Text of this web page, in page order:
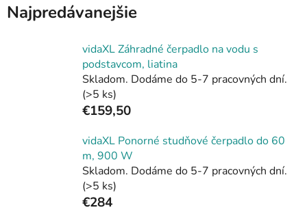
Najpredávanejšie
vidaXL Záhradné čerpadlo na vodu s
podstavcom, liatina
Skladom. Dodáme do 5-7 pracovných dní.
(>5 ks)
€159,50
vidaXL Ponorné studňové čerpadlo do 60
m, 900 W
Skladom. Dodáme do 5-7 pracovných dní.
(>5 ks)
€284